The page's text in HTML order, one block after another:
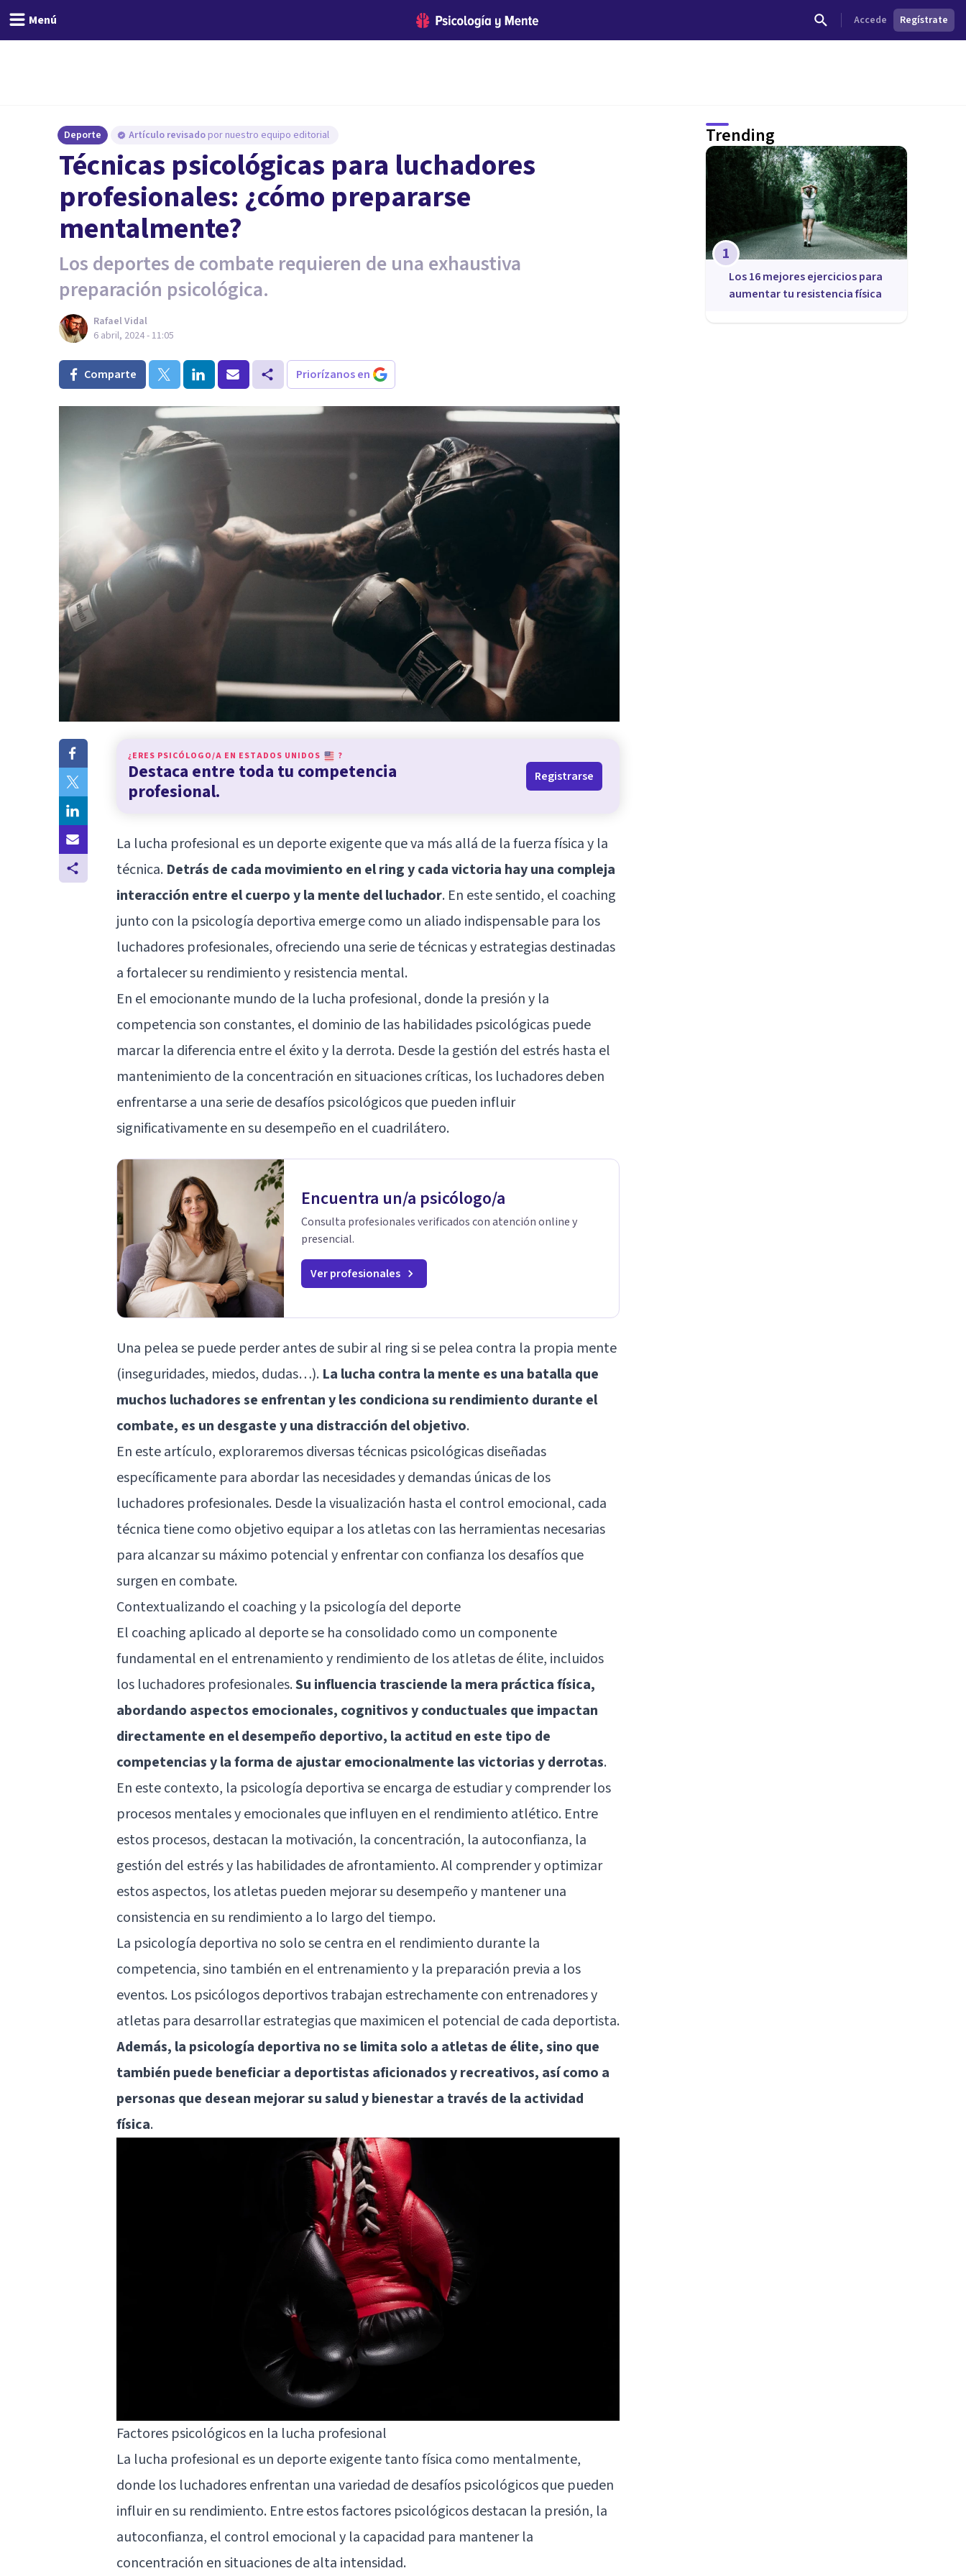
Menú Accede Regístrate
Deporte Artículo revisado por nuestro equipo editorial
Técnicas psicológicas para luchadores
profesionales: ¿cómo prepararse
mentalmente?
Los deportes de combate requieren de una exhaustiva
preparación psicológica.
Rafael Vidal
6 abril, 2024 - 11:05
Comparte Priorízanos en
¿ERES PSICÓLOGO/A EN ESTADOS UNIDOS ?
Destaca entre toda tu competencia
profesional.
Registrarse
La lucha profesional es un deporte exigente que va más allá de la fuerza física y la
técnica. Detrás de cada movimiento en el ring y cada victoria hay una compleja
interacción entre el cuerpo y la mente del luchador. En este sentido, el coaching
junto con la psicología deportiva emerge como un aliado indispensable para los
luchadores profesionales, ofreciendo una serie de técnicas y estrategias destinadas
a fortalecer su rendimiento y resistencia mental.
En el emocionante mundo de la lucha profesional, donde la presión y la
competencia son constantes, el dominio de las habilidades psicológicas puede
marcar la diferencia entre el éxito y la derrota. Desde la gestión del estrés hasta el
mantenimiento de la concentración en situaciones críticas, los luchadores deben
enfrentarse a una serie de desafíos psicológicos que pueden influir
significativamente en su desempeño en el cuadrilátero.
Encuentra un/a psicólogo/a
Consulta profesionales verificados con atención online y
presencial.
Ver profesionales
Una pelea se puede perder antes de subir al ring si se pelea contra la propia mente
(inseguridades, miedos, dudas…). La lucha contra la mente es una batalla que
muchos luchadores se enfrentan y les condiciona su rendimiento durante el
combate, es un desgaste y una distracción del objetivo.
En este artículo, exploraremos diversas técnicas psicológicas diseñadas
específicamente para abordar las necesidades y demandas únicas de los
luchadores profesionales. Desde la visualización hasta el control emocional, cada
técnica tiene como objetivo equipar a los atletas con las herramientas necesarias
para alcanzar su máximo potencial y enfrentar con confianza los desafíos que
surgen en combate.
Contextualizando el coaching y la psicología del deporte
El coaching aplicado al deporte se ha consolidado como un componente
fundamental en el entrenamiento y rendimiento de los atletas de élite, incluidos
los luchadores profesionales.Su influencia trasciende la mera práctica física,
abordando aspectos emocionales, cognitivos y conductuales que impactan
directamente en el desempeño deportivo, la actitud en este tipo de
competencias y la forma de ajustar emocionalmente las victorias y derrotas.
En este contexto, la psicología deportiva se encarga de estudiar y comprender los
procesos mentales y emocionales que influyen en el rendimiento atlético. Entre
estos procesos, destacan la motivación, la concentración, la autoconfianza, la
gestión del estrés y las habilidades de afrontamiento. Al comprender y optimizar
estos aspectos, los atletas pueden mejorar su desempeño y mantener una
consistencia en su rendimiento a lo largo del tiempo.
La psicología deportiva no solo se centra en el rendimiento durante la
competencia, sino también en el entrenamiento y la preparación previa a los
eventos. Los psicólogos deportivos trabajan estrechamente con entrenadores y
atletas para desarrollar estrategias que maximicen el potencial de cada deportista.
Además, la psicología deportiva no se limita solo a atletas de élite, sino que
también puede beneficiar a deportistas aficionados y recreativos, así como a
personas que desean mejorar su salud y bienestar a través de la actividad
física.
Factores psicológicos en la lucha profesional
La lucha profesional es un deporte exigente tanto física como mentalmente,
donde los luchadores enfrentan una variedad de desafíos psicológicos que pueden
influir en su rendimiento. Entre estos factores psicológicos destacan la presión, la
autoconfianza, el control emocional y la capacidad para mantener la
concentración en situaciones de alta intensidad.
Trending
1
Los 16 mejores ejercicios para
aumentar tu resistencia física